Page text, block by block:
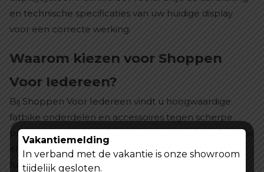
en technische specificaties van uw huidige display
voor een correcte werking.
Waarom kiezen voor Shoppen
Voor Iedereen?
Bij Shoppen Voor Iedereen vindt u hoogwaardige
fatbike onderdelen en accessoires tegen scherpe
prijzen. Met onze betrouwbare producten houdt u uw
elektrische fiets veilig, modern en optimaal
functionerend.
Vakantiemelding
In verband met de vakantie is onze showroom
tijdelijk gesloten.